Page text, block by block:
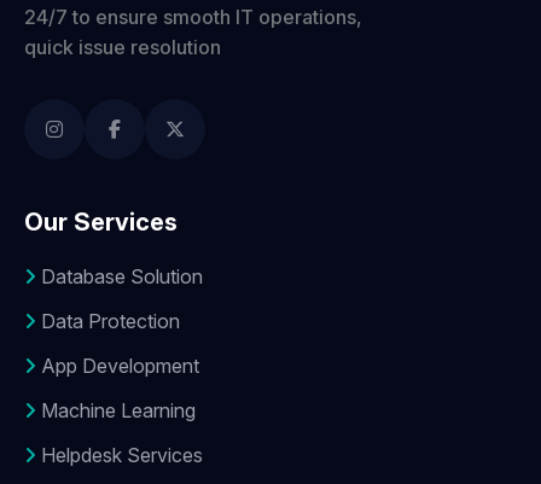
24/7 to ensure smooth IT operations,
quick issue resolution
Our Services
Database Solution
Data Protection
App Development
Machine Learning
Helpdesk Services